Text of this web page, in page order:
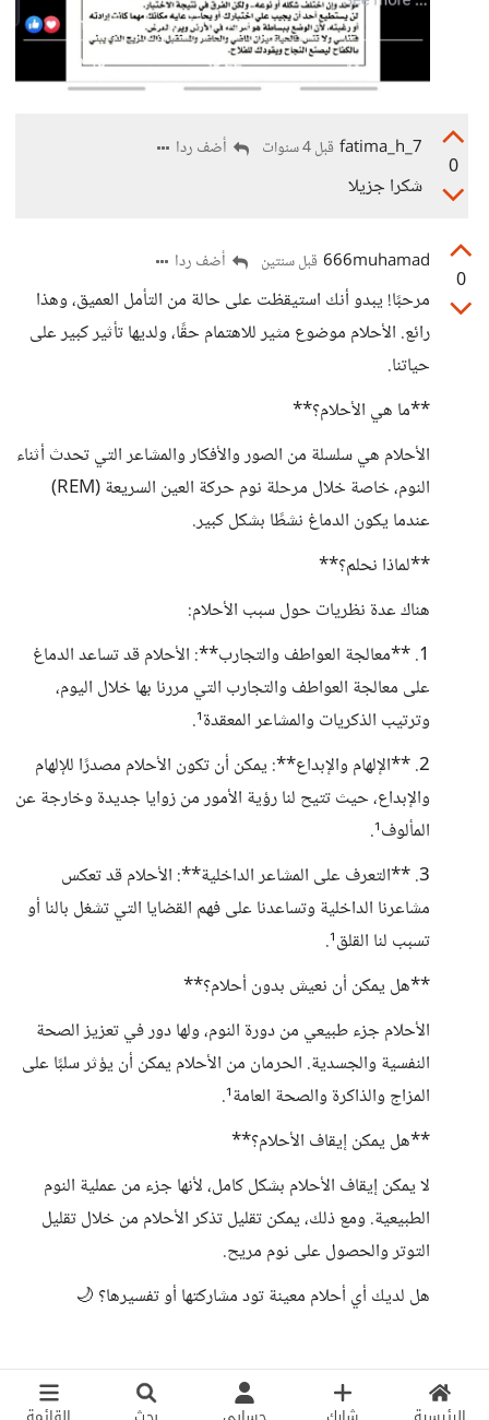
0
7_fatima_h قبل 4 سنوات أضف ردا
شكرا جزيلا
0
666muhamad قبل سنتين أضف ردا
مرحبًا! يبدو أنك استيقظت على حالة من التأمل العميق، وهذا
رائع. الأحلام موضوع مثير للاهتمام حقًا، ولديها تأثير كبير على
حياتنا.
**ما هي الأحلام؟**
الأحلام هي سلسلة من الصور والأفكار والمشاعر التي تحدث أثناء
النوم، خاصة خلال مرحلة نوم حركة العين السريعة (REM)
عندما يكون الدماغ نشطًا بشكل كبير.
**لماذا نحلم؟**
هناك عدة نظريات حول سبب الأحلام:
1. **معالجة العواطف والتجارب**: الأحلام قد تساعد الدماغ
على معالجة العواطف والتجارب التي مررنا بها خلال اليوم،
وترتيب الذكريات والمشاعر المعقدة¹.
2. **الإلهام والإبداع**: يمكن أن تكون الأحلام مصدرًا للإلهام
والإبداع، حيث تتيح لنا رؤية الأمور من زوايا جديدة وخارجة عن
المألوف¹.
3. **التعرف على المشاعر الداخلية**: الأحلام قد تعكس
مشاعرنا الداخلية وتساعدنا على فهم القضايا التي تشغل بالنا أو
تسبب لنا القلق¹.
**هل يمكن أن نعيش بدون أحلام؟**
الأحلام جزء طبيعي من دورة النوم، ولها دور في تعزيز الصحة
النفسية والجسدية. الحرمان من الأحلام يمكن أن يؤثر سلبًا على
المزاج والذاكرة والصحة العامة¹.
**هل يمكن إيقاف الأحلام؟**
لا يمكن إيقاف الأحلام بشكل كامل، لأنها جزء من عملية النوم
الطبيعية. ومع ذلك، يمكن تقليل تذكر الأحلام من خلال تقليل
التوتر والحصول على نوم مريح.
هل لديك أي أحلام معينة تود مشاركتها أو تفسيرها؟ 🌙